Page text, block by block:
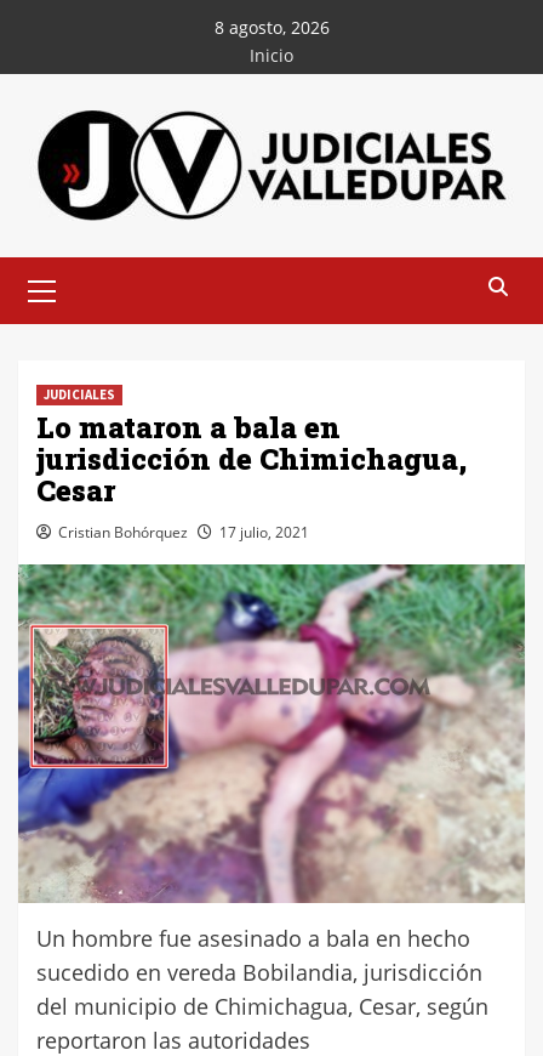
contenido
8 agosto, 2026
Inicio
principal
JUDICIALES
Lo mataron a bala en
jurisdicción de Chimichagua,
Cesar
Cristian Bohórquez 17 julio, 2021
Un hombre fue asesinado a bala en hecho
sucedido en vereda Bobilandia, jurisdicción
del municipio de Chimichagua, Cesar, según
reportaron las autoridades